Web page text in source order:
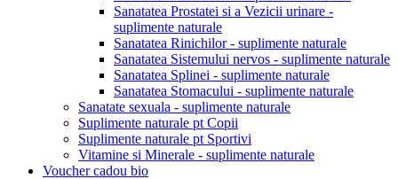
Sanatatea Prostatei si a Vezicii urinare -
suplimente naturale
Sanatatea Rinichilor - suplimente naturale
Sanatatea Sistemului nervos - suplimente naturale
Sanatatea Splinei - suplimente naturale
Sanatatea Stomacului - suplimente naturale
Sanatate sexuala - suplimente naturale
Suplimente naturale pt Copii
Suplimente naturale pt Sportivi
Vitamine si Minerale - suplimente naturale
Voucher cadou bio